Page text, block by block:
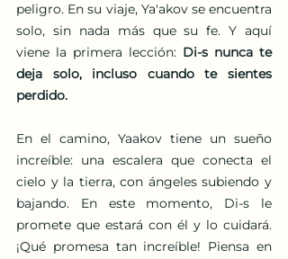
peligro. En su viaje, Ya'akov se encuentra
solo, sin nada más que su fe. Y aquí
viene la primera lección: Di-s nunca te
deja solo, incluso cuando te sientes
perdido.
En el camino, Yaakov tiene un sueño
increíble: una escalera que conecta el
cielo y la tierra, con ángeles subiendo y
bajando. En este momento, Di-s le
promete que estará con él y lo cuidará.
¡Qué promesa tan increíble! Piensa en